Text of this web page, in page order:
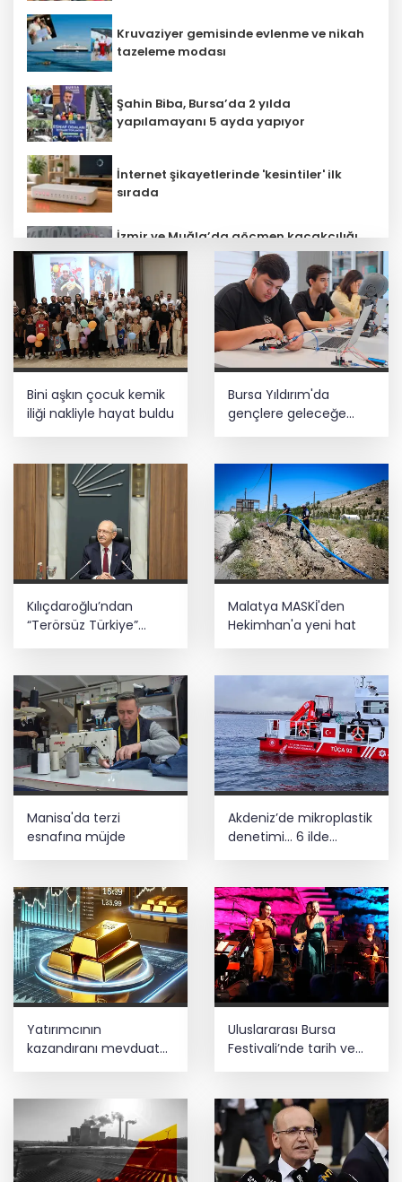
Kruvaziyer gemisinde evlenme ve nikah
tazeleme modası
Şahin Biba, Bursa’da 2 yılda
yapılamayanı 5 ayda yapıyor
İnternet şikayetlerinde 'kesintiler' ilk
sırada
İzmir ve Muğla’da göçmen kaçakçılığı
operasyonu! 132 düzensiz göçmen
yakalandı
Meclis’te kritik gün! 'Terörsüz Türkiye'
teklifinde gözler Genel Kurul’da
Galatasaray tribün liderine gözaltı
talimatı
milyon dolar
Bini aşkın çocuk kemik
iliği nakliyle hayat buldu
Bursa Yıldırım'da
gençlere geleceğe
Kılıçdaroğlu’ndan
“Terörsüz Türkiye”
vereceğiz
Malatya MASKİ'den
Hekimhan'a yeni hat
Manisa'da terzi
esnafına müjde
Akdeniz’de mikroplastik
denetimi... 6 ilde
işletmelere sıkı takip
Yatırımcının
kazandıranı mevduat
faizi, kaybettireni altın
Uluslararası Bursa
Festivali’nde tarih ve
müzik buluştu